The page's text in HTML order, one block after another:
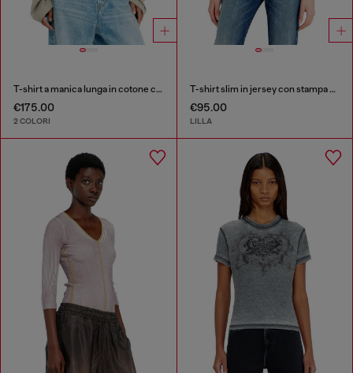
T-shirt a manica lunga in cotone con stampa grafica
€175.00
2 COLORI
T-shirt slim in jersey con stampa grafica
€95.00
LILLA